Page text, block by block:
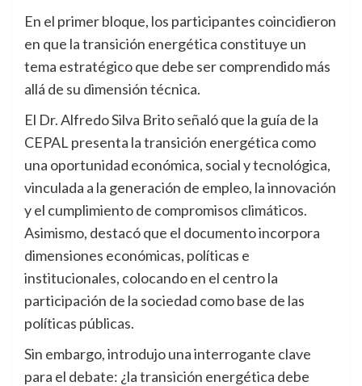
En el primer bloque, los participantes coincidieron
en que la transición energética constituye un
tema estratégico que debe ser comprendido más
allá de su dimensión técnica.
El Dr. Alfredo Silva Brito señaló que la guía de la
CEPAL presenta la transición energética como
una oportunidad económica, social y tecnológica,
vinculada a la generación de empleo, la innovación
y el cumplimiento de compromisos climáticos.
Asimismo, destacó que el documento incorpora
dimensiones económicas, políticas e
institucionales, colocando en el centro la
participación de la sociedad como base de las
políticas públicas.
Sin embargo, introdujo una interrogante clave
para el debate: ¿la transición energética debe